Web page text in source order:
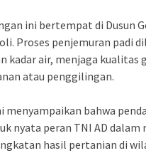
ini bertempat di Dusun
Proses penjemuran padi
kadar air, menjaga kualitas
atau penggilingan.
menyampaikan bahwa
nyata peran TNI AD
hasil pertanian di